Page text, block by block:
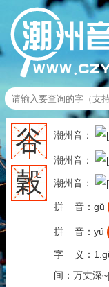
谷
穀
潮州音：
潮州音：
潮州音：
拼 音：gǔ
拼 音：yú
字 义：
间：万丈深